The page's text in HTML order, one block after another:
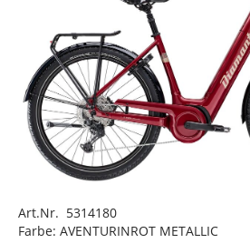
Art.Nr. 5314180
Farbe: AVENTURINROT METALLIC